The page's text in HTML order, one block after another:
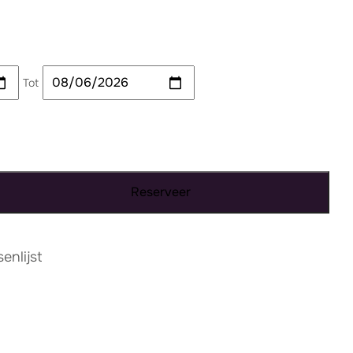
Tot
Reserveer